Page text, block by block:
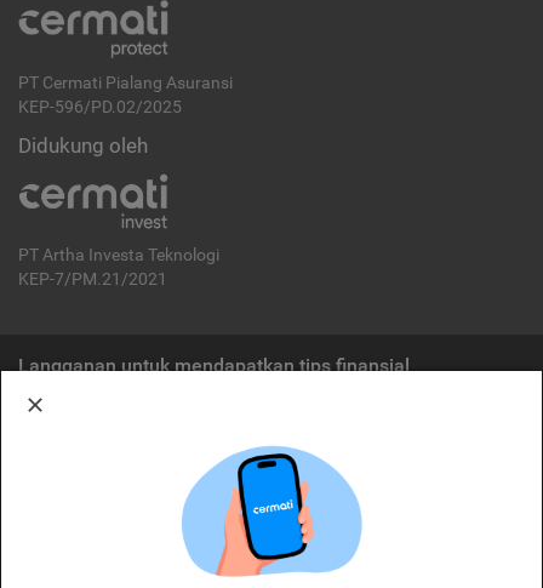
PT Cermati Pialang Asuransi
KEP-596/PD.02/2025
Didukung oleh
PT Artha Investa Teknologi
KEP-7/PM.21/2021
Langganan untuk mendapatkan tips finansial
Cermati merupakan penyelenggara agregasi jasa keuangan yang terdaftar di
OJK. Oleh karena itu, produk dan/atau layanan jasa keuangan yang
ditawarkan bukan merupakan produk dan/atau layanan jasa keuangan yang
diterbitkan oleh Cermati dan Cermati tidak bertanggung jawab atas tuntutan